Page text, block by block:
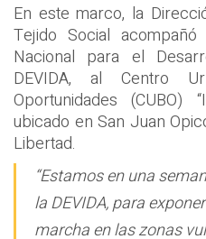
En este marco, la
Tejido Social
Nacional para el
DEVIDA, al Centro
Oportunidades (CUBO)
ubicado en San Juan
Libertad.
“Estamos en una
la DEVIDA, para
marcha en las zonas